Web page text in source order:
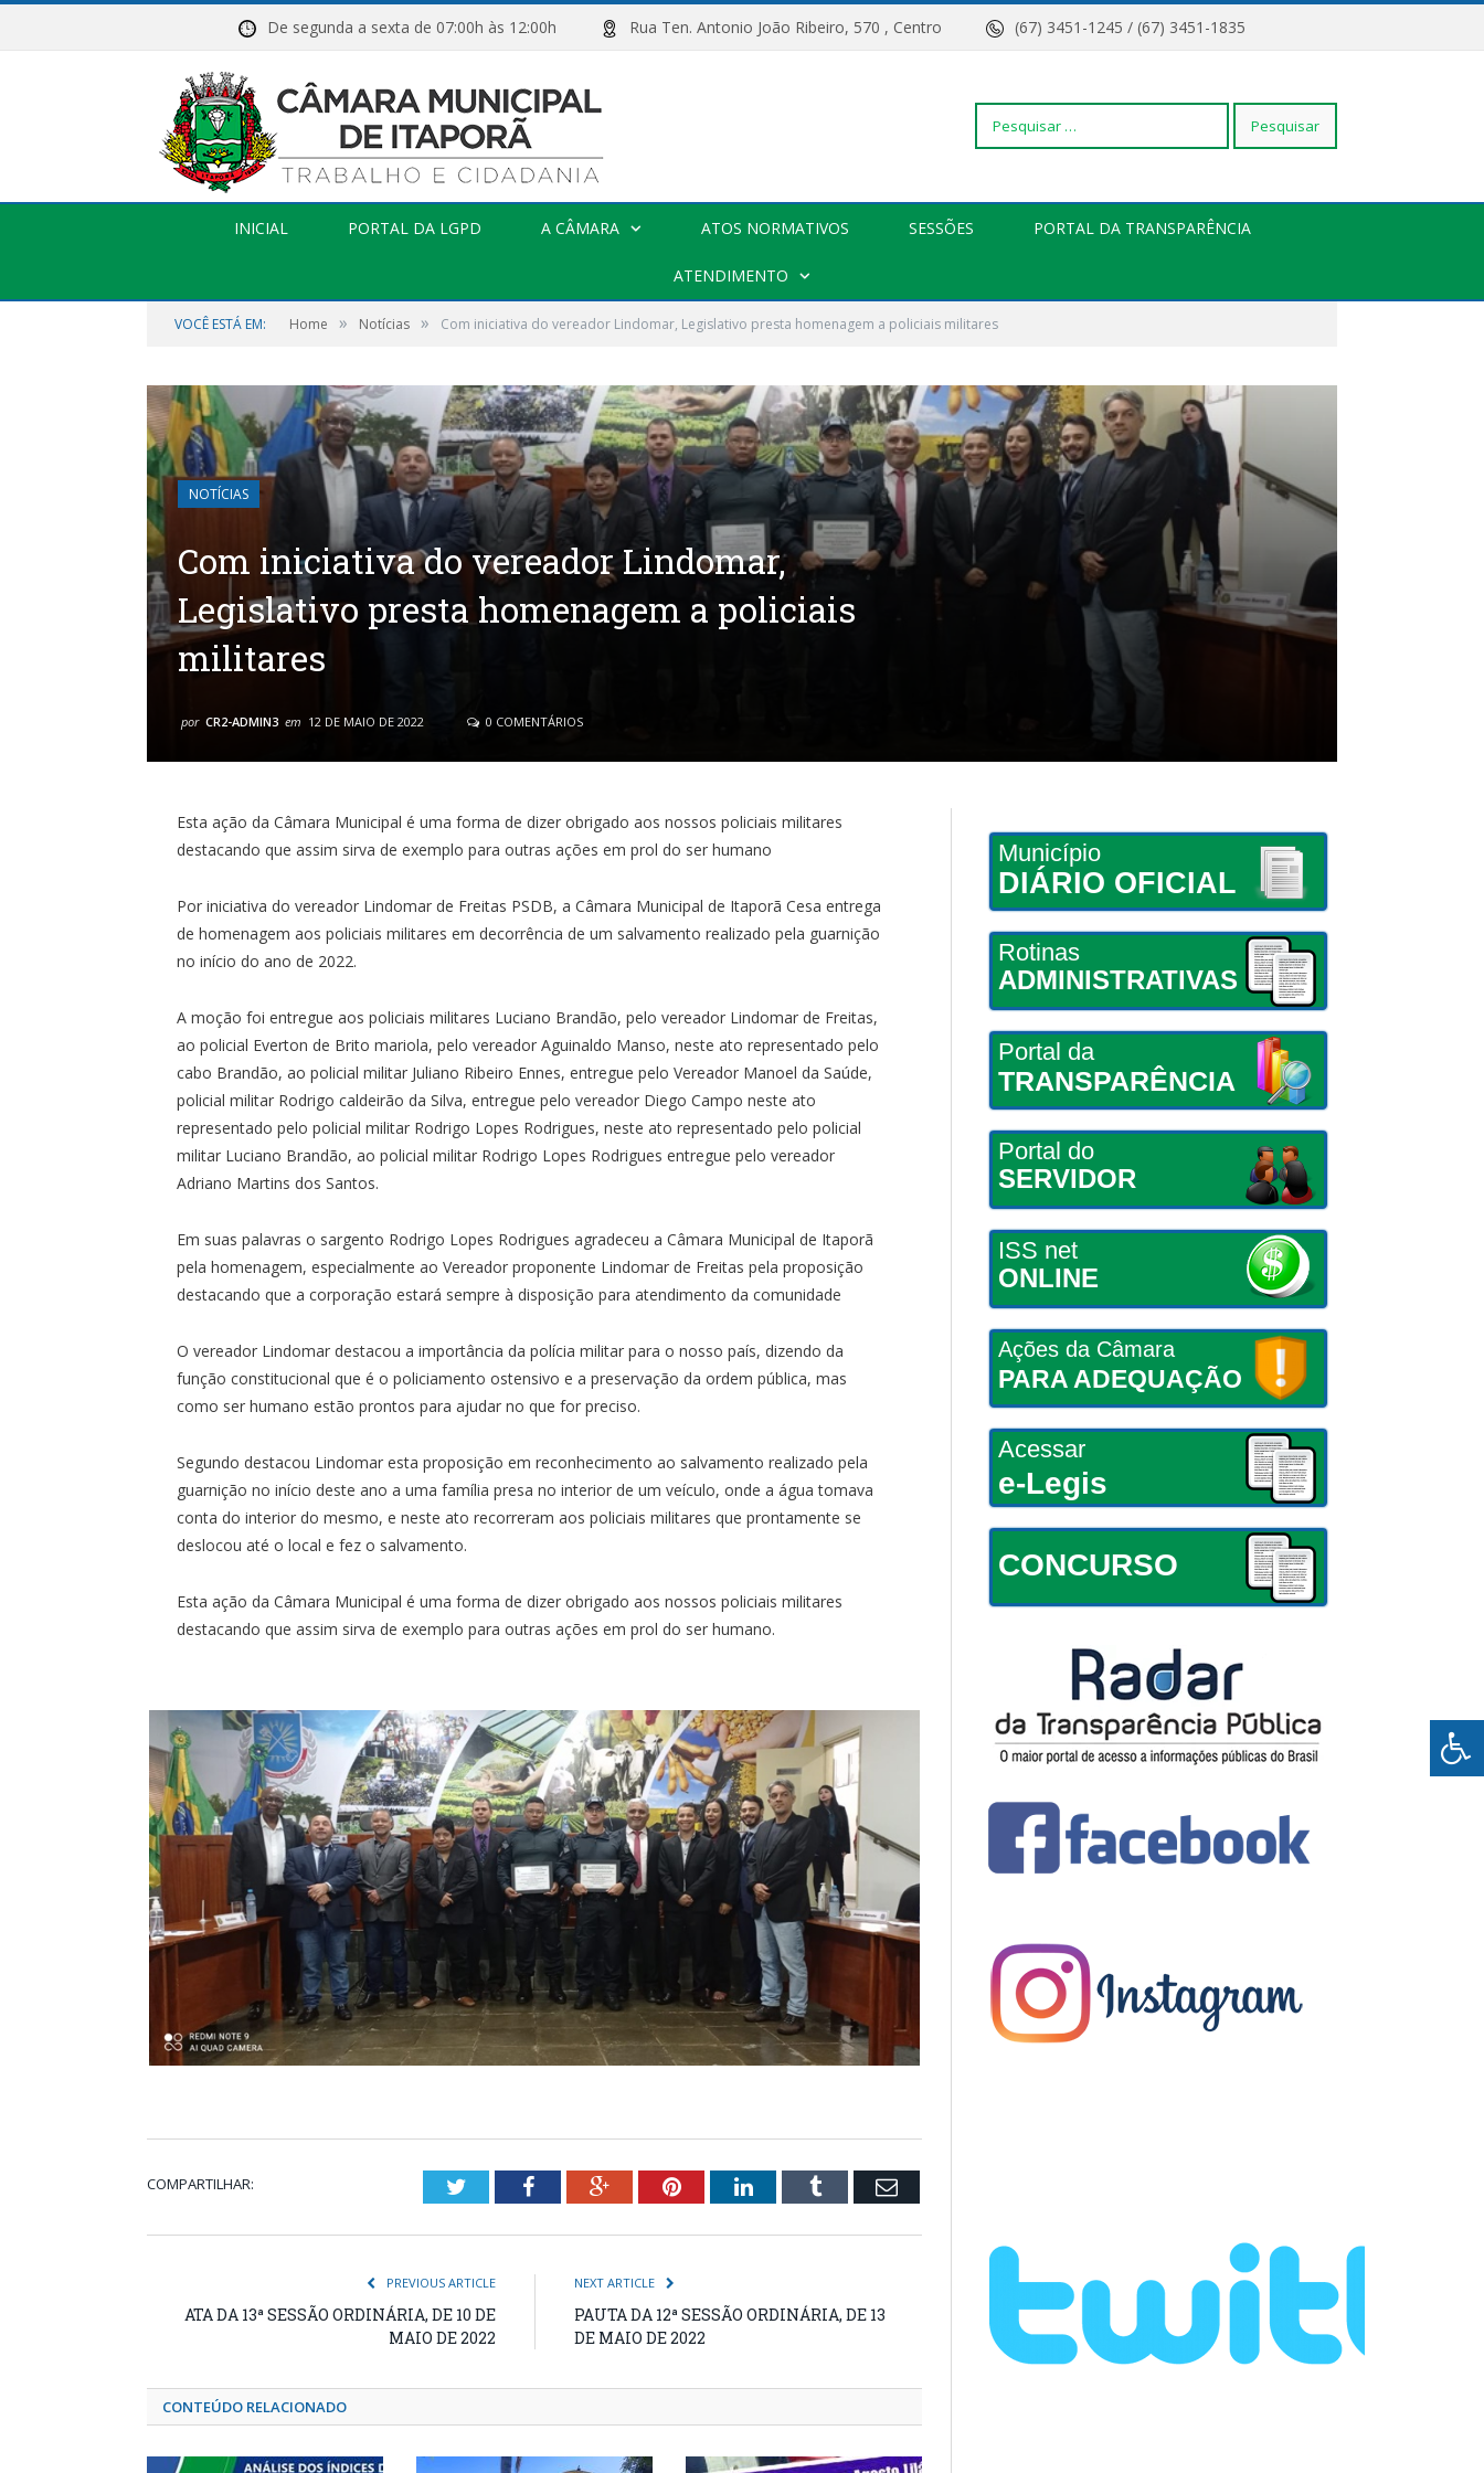
De segunda a sexta de 07:00h às 12:00h Rua Ten. Antonio João Ribeiro, 570 , Centro (67) 3451-1245 / (67) 3451-1835
Pesquisar
INICIAL PORTAL DA LGPD A CÂMARA ATOS NORMATIVOS SESSÕES PORTAL DA TRANSPARÊNCIA
ATENDIMENTO
VOCÊ ESTÁ EM: Home » Notícias » Com iniciativa do vereador Lindomar, Legislativo presta homenagem a policiais militares
NOTÍCIAS
Com iniciativa do vereador Lindomar,
Legislativo presta homenagem a policiais
militares
por CR2-ADMIN3 em 12 DE MAIO DE 2022 0 COMENTÁRIOS
Esta ação da Câmara Municipal é uma forma de dizer obrigado aos nossos policiais militares
destacando que assim sirva de exemplo para outras ações em prol do ser humano
Por iniciativa do vereador Lindomar de Freitas PSDB, a Câmara Municipal de Itaporã Cesa entrega
de homenagem aos policiais militares em decorrência de um salvamento realizado pela guarnição
no início do ano de 2022.
A moção foi entregue aos policiais militares Luciano Brandão, pelo vereador Lindomar de Freitas,
ao policial Everton de Brito mariola, pelo vereador Aguinaldo Manso, neste ato representado pelo
cabo Brandão, ao policial militar Juliano Ribeiro Ennes, entregue pelo Vereador Manoel da Saúde,
policial militar Rodrigo caldeirão da Silva, entregue pelo vereador Diego Campo neste ato
representado pelo policial militar Rodrigo Lopes Rodrigues, neste ato representado pelo policial
militar Luciano Brandão, ao policial militar Rodrigo Lopes Rodrigues entregue pelo vereador
Adriano Martins dos Santos.
Em suas palavras o sargento Rodrigo Lopes Rodrigues agradeceu a Câmara Municipal de Itaporã
pela homenagem, especialmente ao Vereador proponente Lindomar de Freitas pela proposição
destacando que a corporação estará sempre à disposição para atendimento da comunidade
O vereador Lindomar destacou a importância da polícia militar para o nosso país, dizendo da
função constitucional que é o policiamento ostensivo e a preservação da ordem pública, mas
como ser humano estão prontos para ajudar no que for preciso.
Segundo destacou Lindomar esta proposição em reconhecimento ao salvamento realizado pela
guarnição no início deste ano a uma família presa no interior de um veículo, onde a água tomava
conta do interior do mesmo, e neste ato recorreram aos policiais militares que prontamente se
deslocou até o local e fez o salvamento.
Esta ação da Câmara Municipal é uma forma de dizer obrigado aos nossos policiais militares
destacando que assim sirva de exemplo para outras ações em prol do ser humano.
COMPARTILHAR: TwitterFacebookGoogle+PinterestLinkedInTumblr Email
PREVIOUS ARTICLE
ATA DA 13ª SESSÃO ORDINÁRIA, DE 10 DE
MAIO DE 2022
NEXT ARTICLE
PAUTA DA 12ª SESSÃO ORDINÁRIA, DE 13
DE MAIO DE 2022
CONTEÚDO RELACIONADO
Município
DIÁRIO OFICIAL
Rotinas
ADMINISTRATIVAS
Portal da
TRANSPARÊNCIA
Portal do
SERVIDOR
ISS net
ONLINE
Ações da Câmara
PARA ADEQUAÇÃO
Acessar
e-Legis
CONCURSO